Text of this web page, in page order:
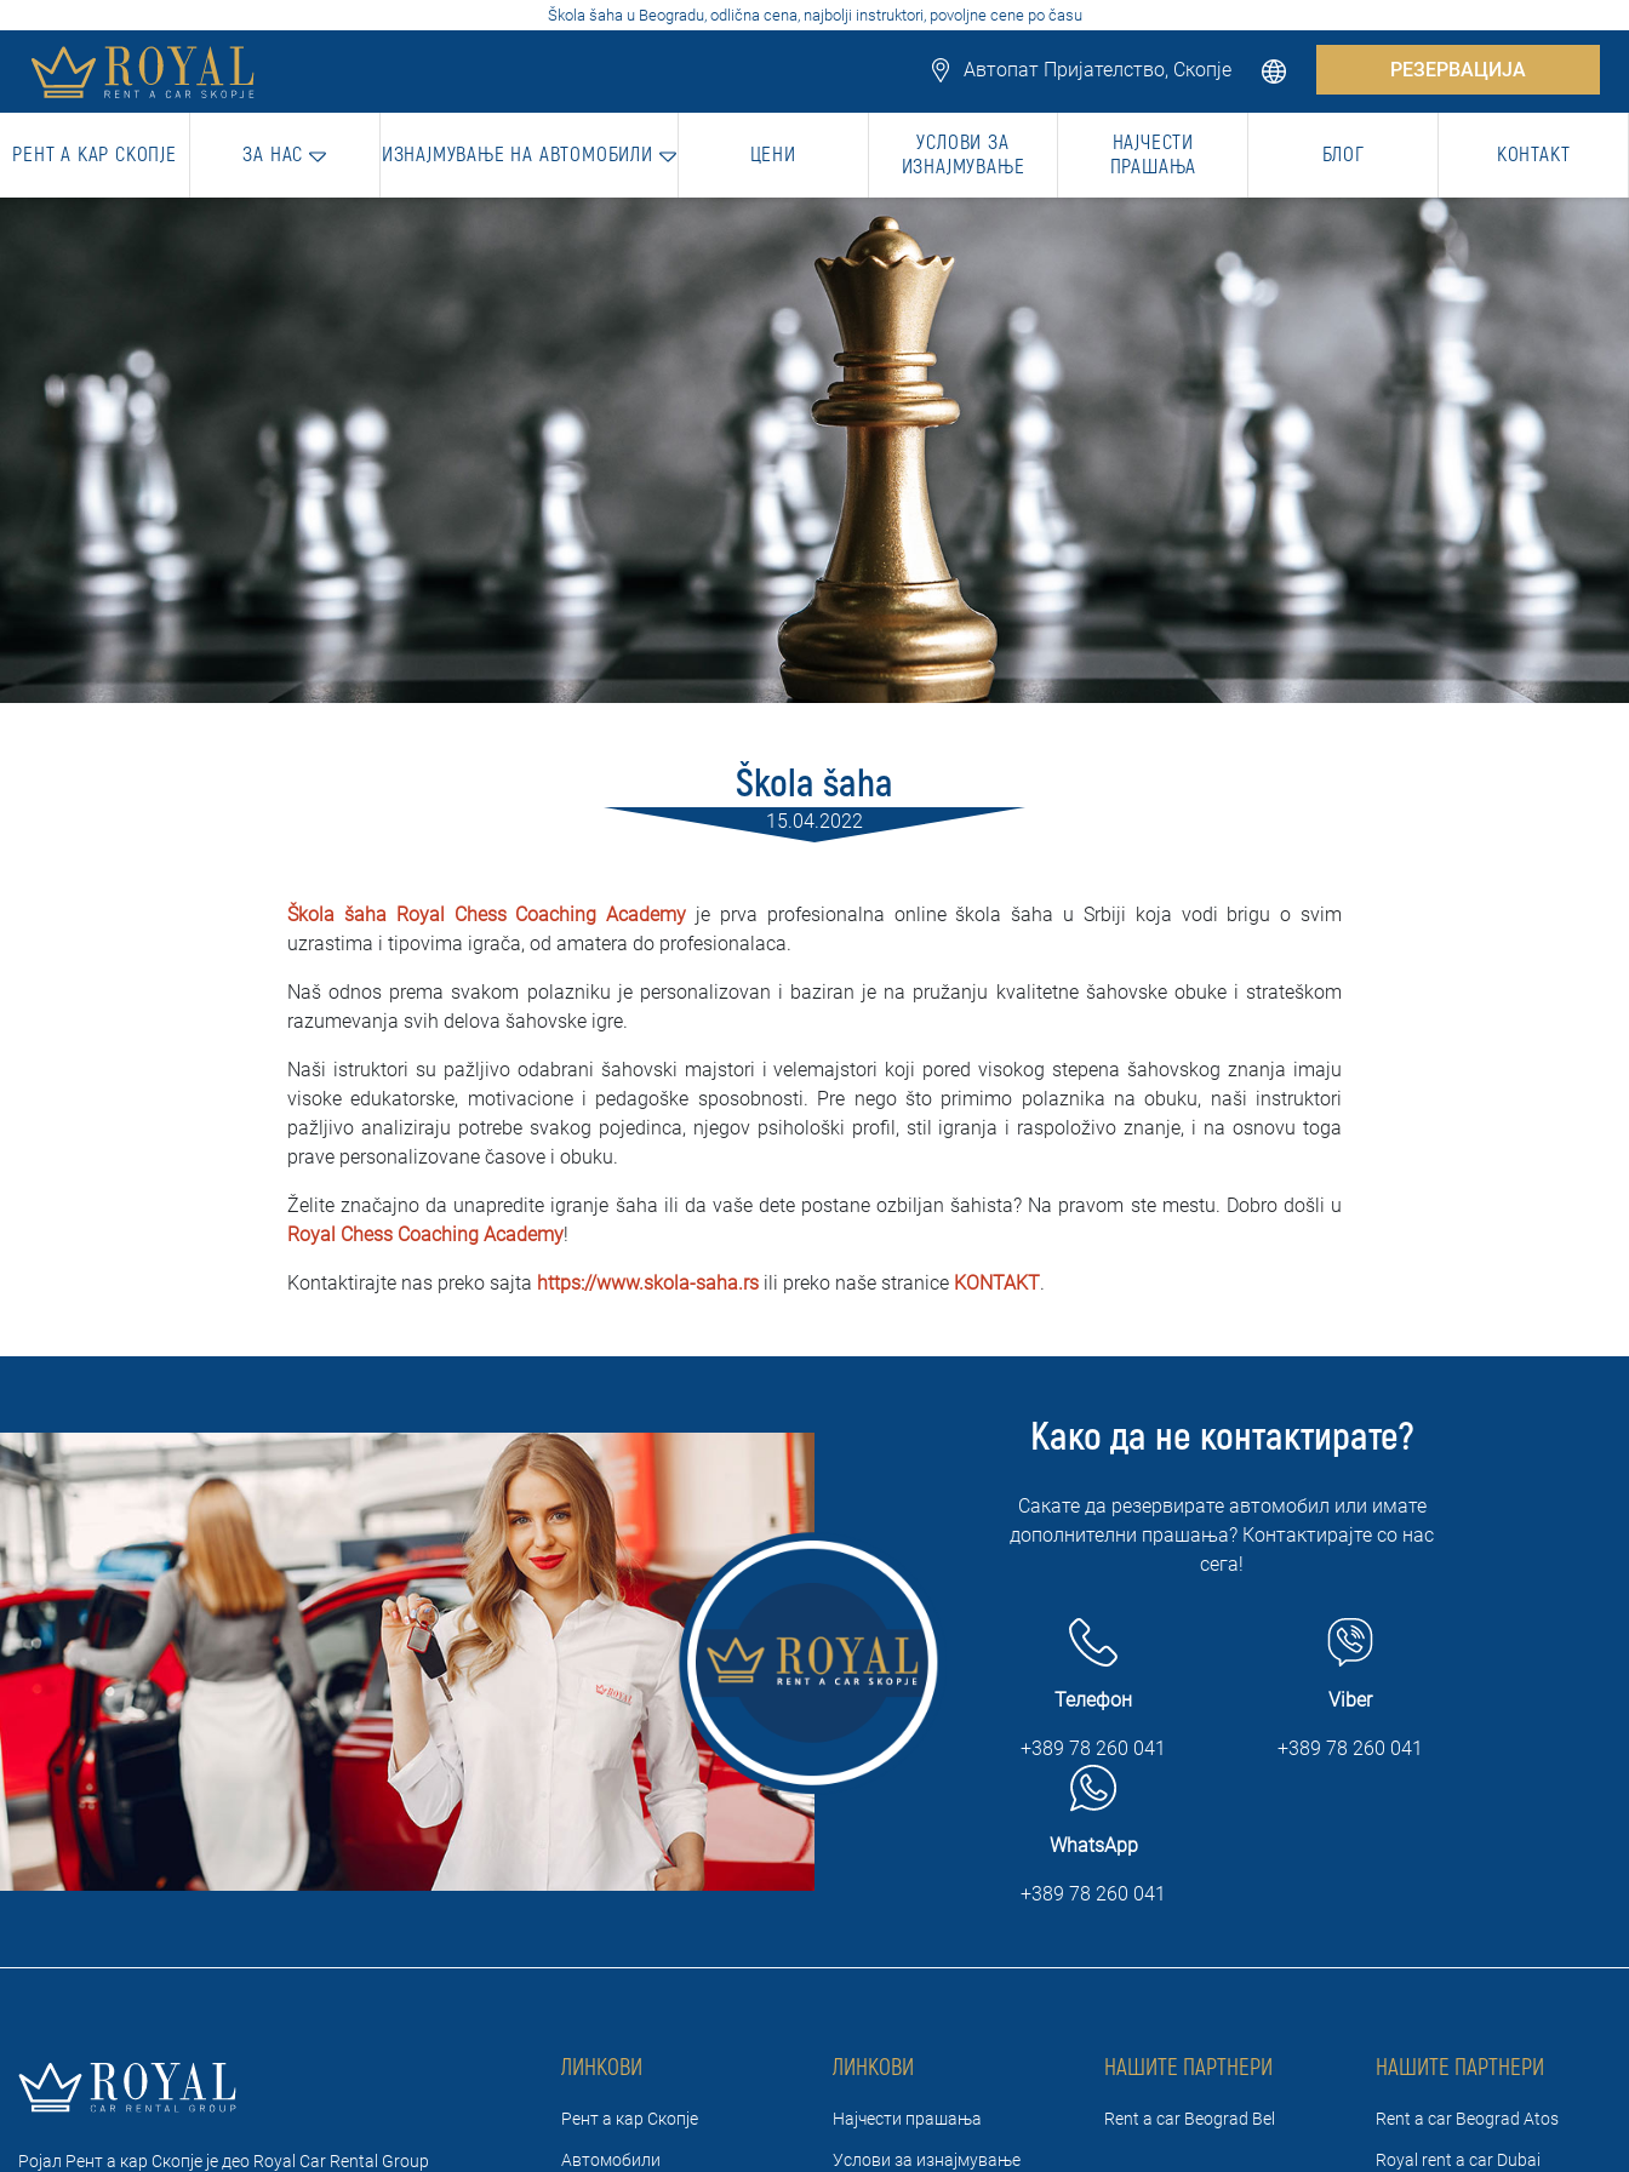
Škola šaha u Beogradu, odlična cena, najbolji instruktori, povoljne cene po času
Автопат Пријателство, Скопје РЕЗЕРВАЦИЈА
РЕНТ А КАР СКОПЈЕ ЗА НАС ИЗНАЈМУВАЊЕ НА АВТОМОБИЛИ ЦЕНИ
УСЛОВИ ЗА
ИЗНАЈМУВАЊЕ
НАЈЧЕСТИ
ПРАШАЊА
БЛОГ КОНТАКТ
Škola šaha
15.04.2022
Škola šaha Royal Chess Coaching Academy je prva profesionalna online škola šaha u Srbiji koja vodi brigu o svim
uzrastima i tipovima igrača, od amatera do profesionalaca.
Naš odnos prema svakom polazniku je personalizovan i baziran je na pružanju kvalitetne šahovske obuke i strateškom
razumevanja svih delova šahovske igre.
Naši istruktori su pažljivo odabrani šahovski majstori i velemajstori koji pored visokog stepena šahovskog znanja imaju
visoke edukatorske, motivacione i pedagoške sposobnosti. Pre nego što primimo polaznika na obuku, naši instruktori
pažljivo analiziraju potrebe svakog pojedinca, njegov psihološki profil, stil igranja i raspoloživo znanje, i na osnovu toga
prave personalizovane časove i obuku.
Želite značajno da unapredite igranje šaha ili da vaše dete postane ozbiljan šahista? Na pravom ste mestu. Dobro došli u
Royal Chess Coaching Academy!
Kontaktirajte nas preko sajta https://www.skola-saha.rs ili preko naše stranice KONTAKT.
Како да не контактирате?
Сакате да резервирате автомобил или имате
дополнителни прашања? Контактирајте со нас
сега!
Телефон
+389 78 260 041
Viber
+389 78 260 041
WhatsApp
+389 78 260 041
Ројал Рент а кар Скопје je део Royal Car Rental Group
ЛИНКОВИ
Рент а кар Скопје
Автомобили
ЛИНКОВИ
Најчести прашања
Услови за изнајмување
НАШИТЕ ПАРТНЕРИ
Rent a car Beograd Bel
НАШИТЕ ПАРТНЕРИ
Rent a car Beograd Atos
Royal rent a car Dubai